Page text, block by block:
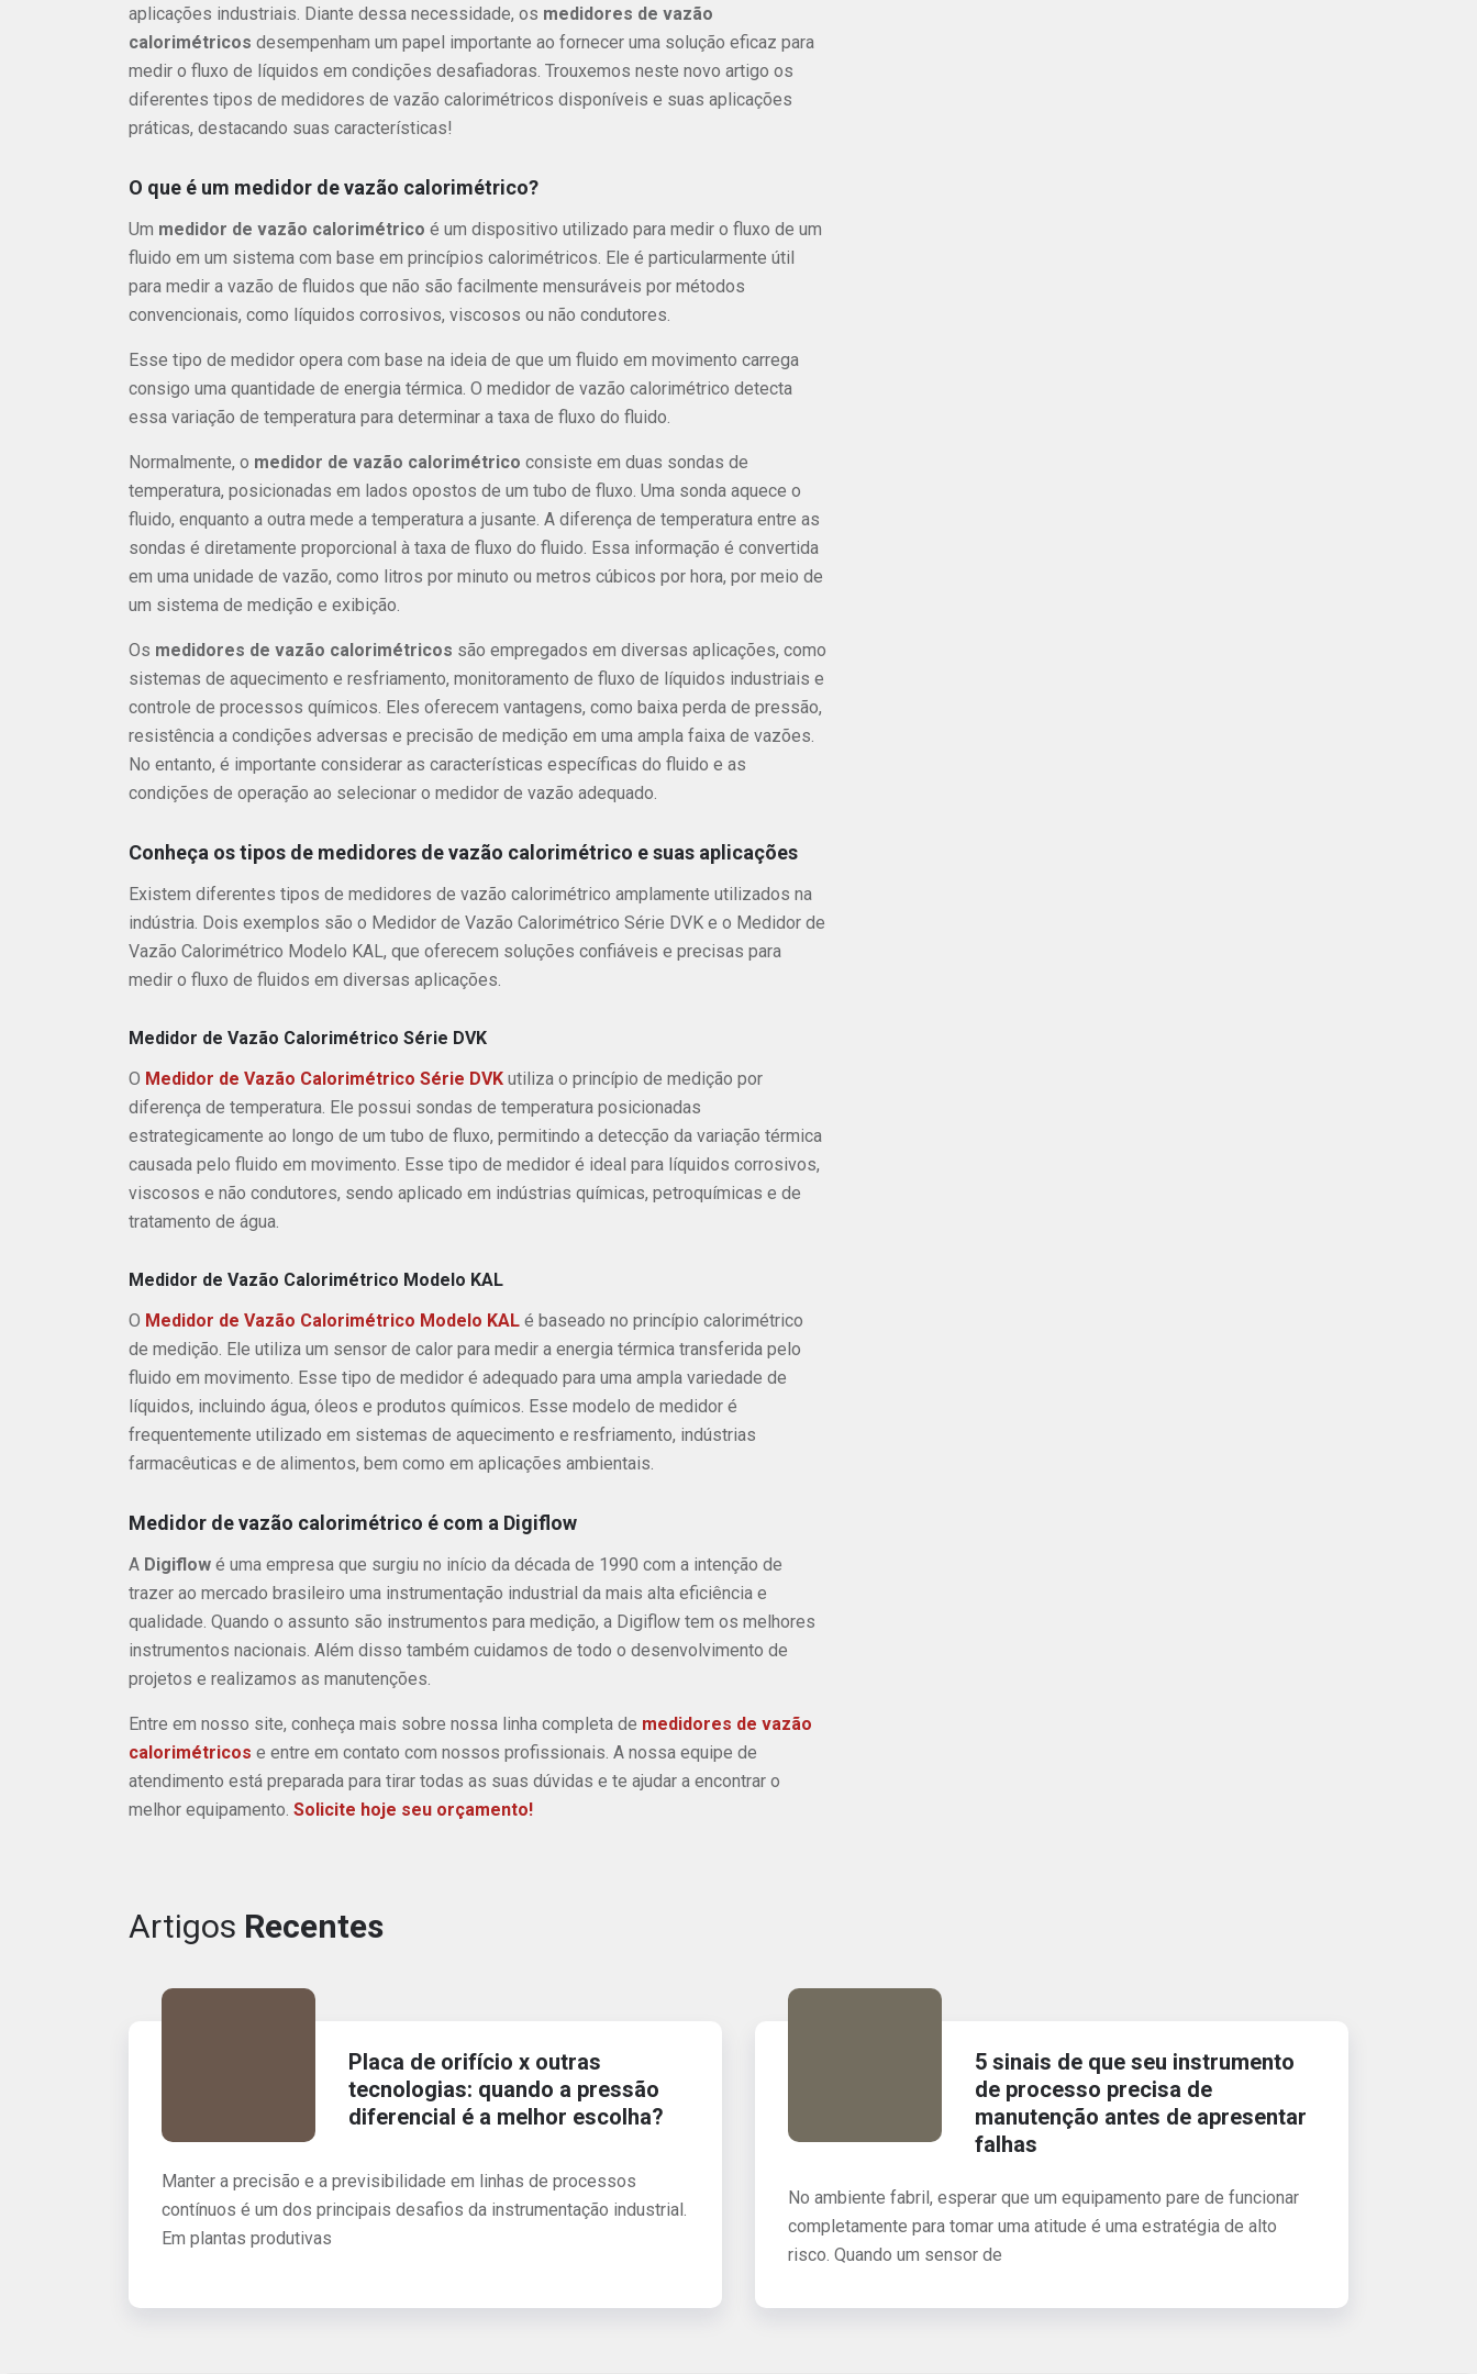
aplicações industriais. Diante dessa necessidade, os medidores de vazão
calorimétricos desempenham um papel importante ao fornecer uma solução eficaz para
medir o fluxo de líquidos em condições desafiadoras. Trouxemos neste novo artigo os
diferentes tipos de medidores de vazão calorimétricos disponíveis e suas aplicações
práticas, destacando suas características!
O que é um medidor de vazão calorimétrico?
Um medidor de vazão calorimétrico é um dispositivo utilizado para medir o fluxo de um
fluido em um sistema com base em princípios calorimétricos. Ele é particularmente útil
para medir a vazão de fluidos que não são facilmente mensuráveis por métodos
convencionais, como líquidos corrosivos, viscosos ou não condutores.
Esse tipo de medidor opera com base na ideia de que um fluido em movimento carrega
consigo uma quantidade de energia térmica. O medidor de vazão calorimétrico detecta
essa variação de temperatura para determinar a taxa de fluxo do fluido.
Normalmente, o medidor de vazão calorimétrico consiste em duas sondas de
temperatura, posicionadas em lados opostos de um tubo de fluxo. Uma sonda aquece o
fluido, enquanto a outra mede a temperatura a jusante. A diferença de temperatura entre as
sondas é diretamente proporcional à taxa de fluxo do fluido. Essa informação é convertida
em uma unidade de vazão, como litros por minuto ou metros cúbicos por hora, por meio de
um sistema de medição e exibição.
Os medidores de vazão calorimétricos são empregados em diversas aplicações, como
sistemas de aquecimento e resfriamento, monitoramento de fluxo de líquidos industriais e
controle de processos químicos. Eles oferecem vantagens, como baixa perda de pressão,
resistência a condições adversas e precisão de medição em uma ampla faixa de vazões.
No entanto, é importante considerar as características específicas do fluido e as
condições de operação ao selecionar o medidor de vazão adequado.
Conheça os tipos de medidores de vazão calorimétrico e suas aplicações
Existem diferentes tipos de medidores de vazão calorimétrico amplamente utilizados na
indústria. Dois exemplos são o Medidor de Vazão Calorimétrico Série DVK e o Medidor de
Vazão Calorimétrico Modelo KAL, que oferecem soluções confiáveis e precisas para
medir o fluxo de fluidos em diversas aplicações.
Medidor de Vazão Calorimétrico Série DVK
O Medidor de Vazão Calorimétrico Série DVK utiliza o princípio de medição por
diferença de temperatura. Ele possui sondas de temperatura posicionadas
estrategicamente ao longo de um tubo de fluxo, permitindo a detecção da variação térmica
causada pelo fluido em movimento. Esse tipo de medidor é ideal para líquidos corrosivos,
viscosos e não condutores, sendo aplicado em indústrias químicas, petroquímicas e de
tratamento de água.
Medidor de Vazão Calorimétrico Modelo KAL
O Medidor de Vazão Calorimétrico Modelo KAL é baseado no princípio calorimétrico
de medição. Ele utiliza um sensor de calor para medir a energia térmica transferida pelo
fluido em movimento. Esse tipo de medidor é adequado para uma ampla variedade de
líquidos, incluindo água, óleos e produtos químicos. Esse modelo de medidor é
frequentemente utilizado em sistemas de aquecimento e resfriamento, indústrias
farmacêuticas e de alimentos, bem como em aplicações ambientais.
Medidor de vazão calorimétrico é com a Digiflow
A Digiflow é uma empresa que surgiu no início da década de 1990 com a intenção de
trazer ao mercado brasileiro uma instrumentação industrial da mais alta eficiência e
qualidade. Quando o assunto são instrumentos para medição, a Digiflow tem os melhores
instrumentos nacionais. Além disso também cuidamos de todo o desenvolvimento de
projetos e realizamos as manutenções.
Entre em nosso site, conheça mais sobre nossa linha completa de medidores de vazão
calorimétricos e entre em contato com nossos profissionais. A nossa equipe de
atendimento está preparada para tirar todas as suas dúvidas e te ajudar a encontrar o
melhor equipamento. Solicite hoje seu orçamento!
Artigos Recentes
Placa de orifício x outras
tecnologias: quando a pressão
diferencial é a melhor escolha?
Manter a precisão e a previsibilidade em linhas de processos
contínuos é um dos principais desafios da instrumentação industrial.
Em plantas produtivas
5 sinais de que seu instrumento
de processo precisa de
manutenção antes de apresentar
falhas
No ambiente fabril, esperar que um equipamento pare de funcionar
completamente para tomar uma atitude é uma estratégia de alto
risco. Quando um sensor de